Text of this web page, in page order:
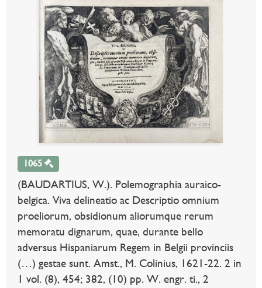
1065
(BAUDARTIUS, W.). Polemographia auraico-
belgica. Viva delineatio ac Descriptio omnium
proeliorum, obsidionum aliorumque rerum
memoratu dignarum, quae, durante bello
adversus Hispaniarum Regem in Belgii provinciis
(…) gestae sunt. Amst., M. Colinius, 1621-22. 2 in
1 vol. (8), 454; 382, (10) pp. W. engr. ti., 2